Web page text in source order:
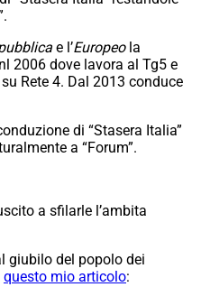
e l’Europeola
2006 dove lavora al Tg5 e
Rete 4. Dal 2013 conduce
di “Stasera Italia”
a “Forum”.
a sfilarle l’ambita
giubilo del popolo dei
questo mio articolo: